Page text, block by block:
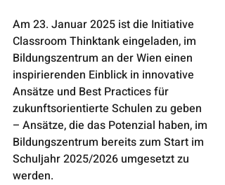
Am 23. Januar 2025 ist die Initiative
Classroom Thinktank eingeladen, im
Bildungszentrum an der Wien einen
inspirierenden Einblick in innovative
Ansätze und Best Practices für
zukunftsorientierte Schulen zu geben
– Ansätze, die das Potenzial haben, im
Bildungszentrum bereits zum Start im
Schuljahr 2025/2026 umgesetzt zu
werden.